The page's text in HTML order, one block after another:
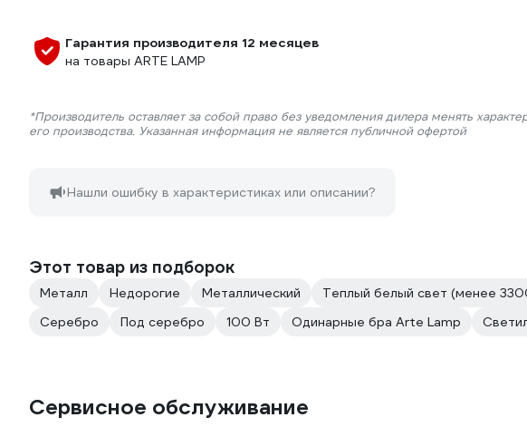
Гарантия производителя 12 месяцев
на товары ARTE LAMP
*Производитель оставляет за собой право без уведомления дилера менять
его производства. Указанная информация не является публичной офертой
Нашли ошибку в характеристиках или описании?
Этот товар из подборок
Металл Недорогие Металлический Теплый белый свет (менее
Серебро
Под серебро 100 Вт Одинарные бра Arte Lamp
Сервисное обслуживание